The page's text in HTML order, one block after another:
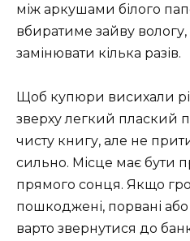
між аркушами білого
вбиратиме зайву
замінювати кілька разів.
Щоб купюри висихали
зверху легкий плаский
чисту книгу, але не
сильно. Місце має бути
прямого сонця. Якщо
пошкоджені, порвані
варто звернутися до